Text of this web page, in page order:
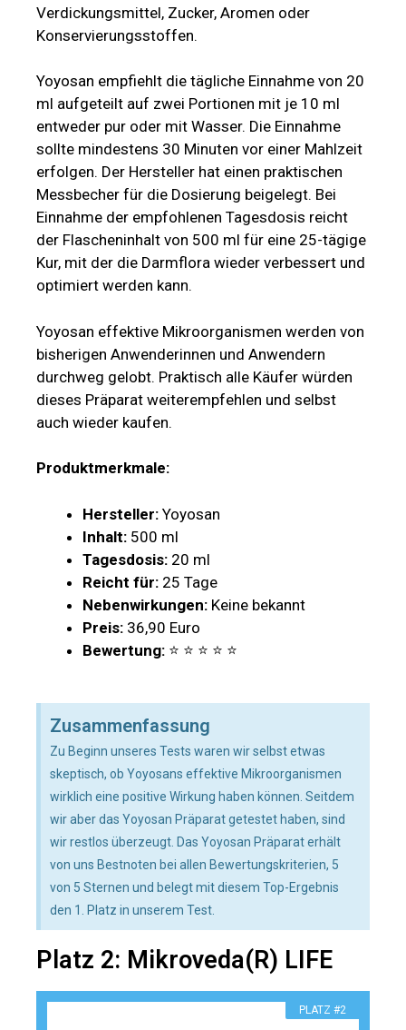
Verdickungsmittel, Zucker, Aromen oder
Konservierungsstoffen.
Yoyosan empfiehlt die tägliche Einnahme von 20
ml aufgeteilt auf zwei Portionen mit je 10 ml
entweder pur oder mit Wasser. Die Einnahme
sollte mindestens 30 Minuten vor einer Mahlzeit
erfolgen. Der Hersteller hat einen praktischen
Messbecher für die Dosierung beigelegt. Bei
Einnahme der empfohlenen Tagesdosis reicht
der Flascheninhalt von 500 ml für eine 25-tägige
Kur, mit der die Darmflora wieder verbessert und
optimiert werden kann.
Yoyosan effektive Mikroorganismen werden von
bisherigen Anwenderinnen und Anwendern
durchweg gelobt. Praktisch alle Käufer würden
dieses Präparat weiterempfehlen und selbst
auch wieder kaufen.
Produktmerkmale:
Hersteller: Yoyosan
Inhalt: 500 ml
Tagesdosis: 20 ml
Reicht für: 25 Tage
Nebenwirkungen: Keine bekannt
Preis: 36,90 Euro
Bewertung: ⭐ ⭐ ⭐ ⭐ ⭐
Zusammenfassung
Zu Beginn unseres Tests waren wir selbst etwas
skeptisch, ob Yoyosans effektive Mikroorganismen
wirklich eine positive Wirkung haben können. Seitdem
wir aber das Yoyosan Präparat getestet haben, sind
wir restlos überzeugt. Das Yoyosan Präparat erhält
von uns Bestnoten bei allen Bewertungskriterien, 5
von 5 Sternen und belegt mit diesem Top-Ergebnis
den 1. Platz in unserem Test.
Platz 2: Mikroveda(R) LIFE
PLATZ #2